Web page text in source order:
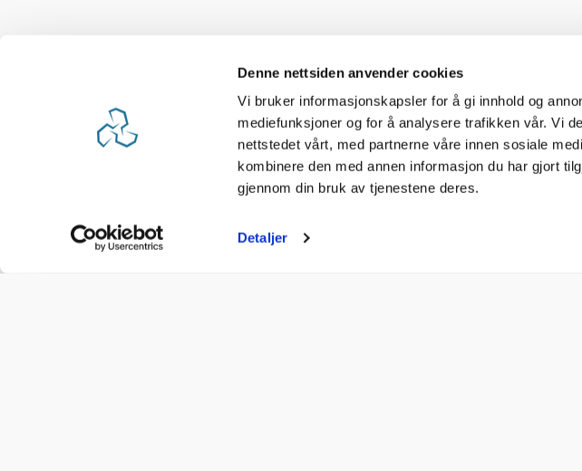
Denne nettsiden anvender cookies
Vi bruker informasjonskapsler for å gi innhold og
mediefunksjoner og for å analysere trafikken vår. Vi
nettstedet vårt, med partnerne våre innen sosiale
kombinere den med annen informasjon du har gjort
gjennom din bruk av tjenestene deres.
Detaljer